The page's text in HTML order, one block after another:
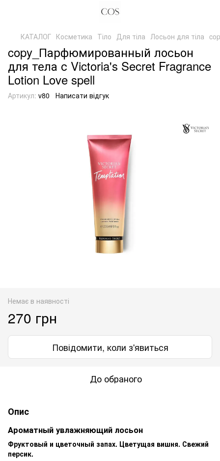
КАТАЛОГ Косметика Тіло Для тіла Лосьон для тіла
copy_Парфюмированный лосьон
для тела с Victoria's Secret Fragrance
Lotion Love spell
Артикул: v80 Написати відгук
Немає в наявності
270 грн
Повідомити, коли з'явиться
До обраного
Опис
Ароматный увлажняющий лосьон
Фруктовый и цветочный запах. Цветущая вишня. Свежий
персик.